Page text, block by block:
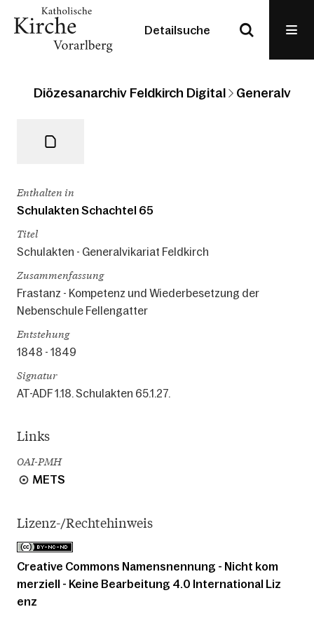
Detailsuche
Diözesanarchiv Feldkirch Digital
Enthalten in
Schulakten Schachtel 65
Titel
Schulakten - Generalvikariat Feldkirch
Zusammenfassung
Frastanz - Kompetenz und Wiederbesetzung der
Nebenschule Fellengatter
Entstehung
1848 - 1849
Signatur
AT-ADF 1.18. Schulakten 65.1.27.
Links
OAI-PMH
METS
Lizenz-/Rechtehinweis
Creative Commons Namensnennung - Nicht kom
merziell - Keine Bearbeitung 4.0 International Liz
enz